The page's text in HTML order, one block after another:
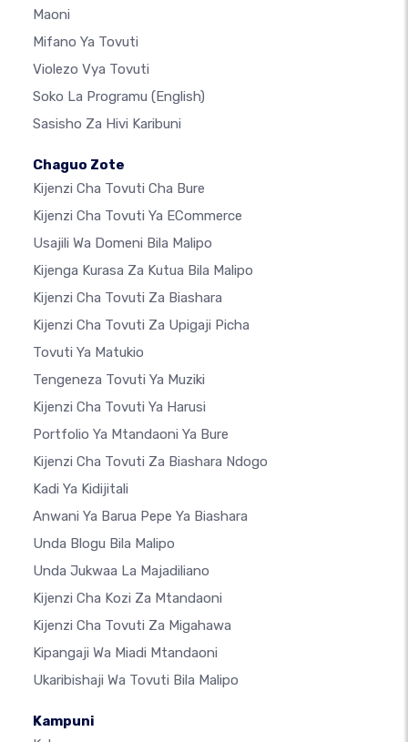
Maoni
Mifano Ya Tovuti
Violezo Vya Tovuti
Soko La Programu (English)
Sasisho Za Hivi Karibuni
Chaguo Zote
Kijenzi Cha Tovuti Cha Bure
Kijenzi Cha Tovuti Ya ECommerce
Usajili Wa Domeni Bila Malipo
Kijenga Kurasa Za Kutua Bila Malipo
Kijenzi Cha Tovuti Za Biashara
Kijenzi Cha Tovuti Za Upigaji Picha
Tovuti Ya Matukio
Tengeneza Tovuti Ya Muziki
Kijenzi Cha Tovuti Ya Harusi
Portfolio Ya Mtandaoni Ya Bure
Kijenzi Cha Tovuti Za Biashara Ndogo
Kadi Ya Kidijitali
Anwani Ya Barua Pepe Ya Biashara
Unda Blogu Bila Malipo
Unda Jukwaa La Majadiliano
Kijenzi Cha Kozi Za Mtandaoni
Kijenzi Cha Tovuti Za Migahawa
Kipangaji Wa Miadi Mtandaoni
Ukaribishaji Wa Tovuti Bila Malipo
Kampuni